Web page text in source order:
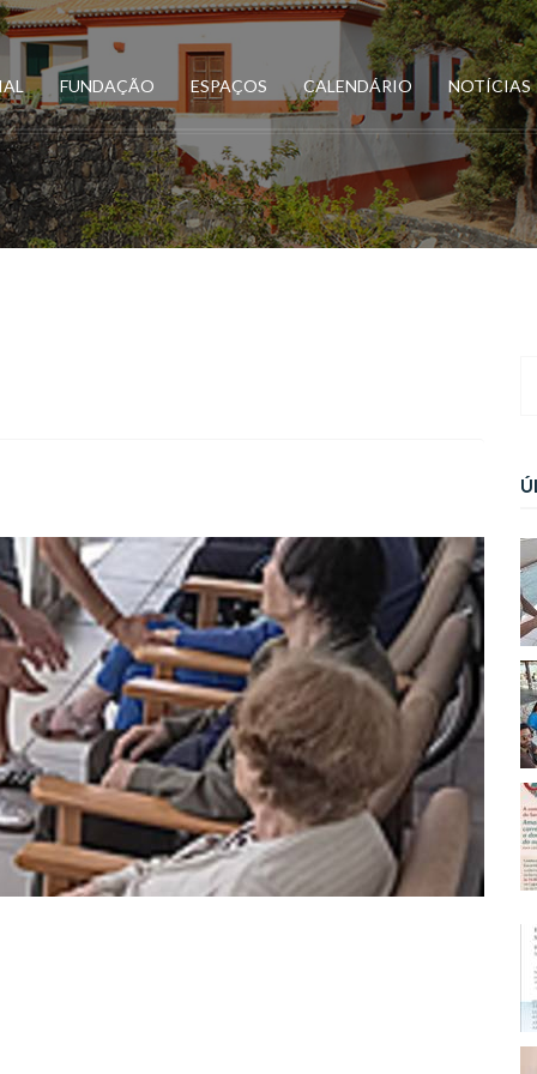
FUNDAÇÃO ESPAÇOS CALENDÁRIO NOTÍCIAS